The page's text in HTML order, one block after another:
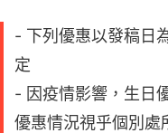
- 下列優惠以發稿日
定
- 因疫情影響，生日
優惠情況視乎個別處